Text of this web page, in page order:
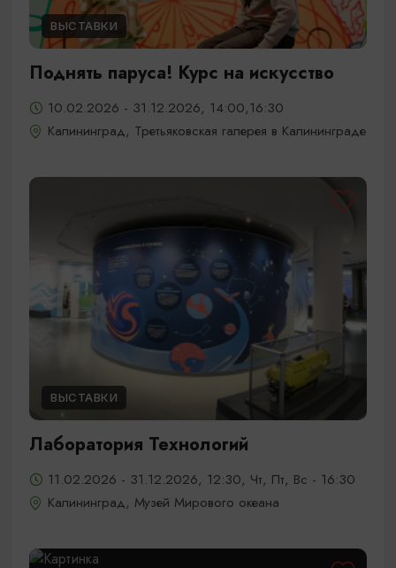
ВЫСТАВКИ
Поднять паруса! Курс на искусство
10.02.2026 - 31.12.2026, 14:00,16:30
Калининград, Третьяковская галерея в Калининграде
ВЫСТАВКИ
Лаборатория Технологий
11.02.2026 - 31.12.2026, 12:30, Чт, Пт, Вс - 16:30
Калининград, Музей Мирового океана